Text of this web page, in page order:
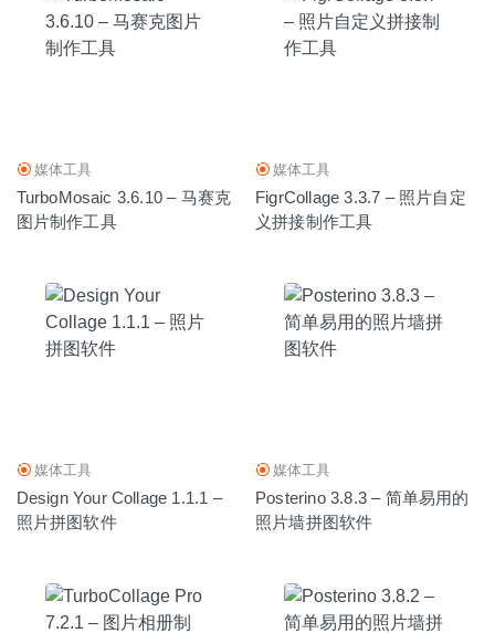
媒体工具
TurboMosaic 3.6.10 – 马赛克
图片制作工具
媒体工具
FigrCollage 3.3.7 – 照片自定
义拼接制作工具
媒体工具
Design Your Collage 1.1.1 –
照片拼图软件
媒体工具
Posterino 3.8.3 – 简单易用的
照片墙拼图软件